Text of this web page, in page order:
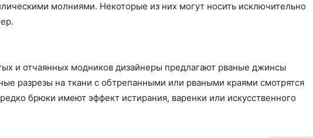
молниями. Некоторые из них могут носить исключительно
и отчаянных модников дизайнеры предлагают рваные джинсы
разрезы на ткани с обтрепанными или рваными краями смотрятся
брюки имеют эффект истирания, варенки или искусственного